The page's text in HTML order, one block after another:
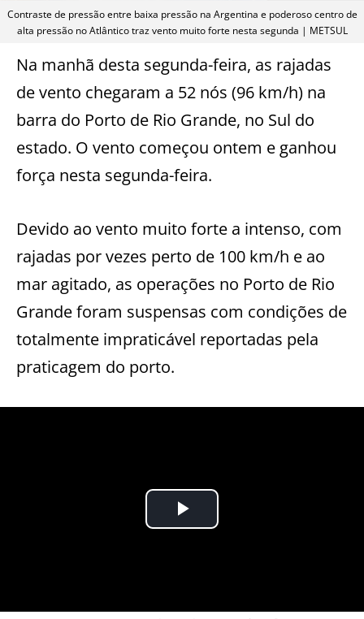
Contraste de pressão entre baixa pressão na Argentina e poderoso centro de
alta pressão no Atlântico traz vento muito forte nesta segunda | METSUL
Na manhã desta segunda-feira, as rajadas
de vento chegaram a 52 nós (96 km/h) na
barra do Porto de Rio Grande, no Sul do
estado. O vento começou ontem e ganhou
força nesta segunda-feira.
Devido ao vento muito forte a intenso, com
rajadas por vezes perto de 100 km/h e ao
mar agitado, as operações no Porto de Rio
Grande foram suspensas com condições de
totalmente impraticável reportadas pela
praticagem do porto.